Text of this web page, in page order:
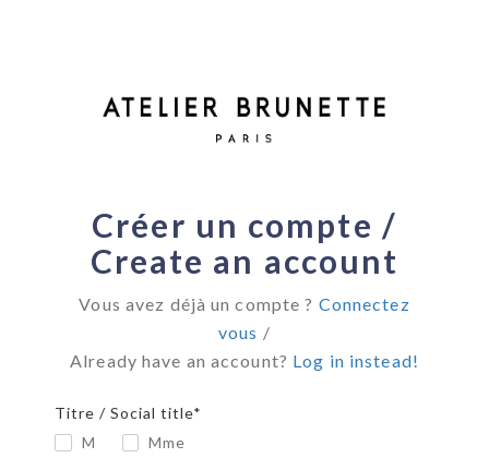
Créer un compte /
Create an account
Vous avez déjà un compte ? Connectez
vous /
Already have an account? Log in instead!
Titre / Social title*
M
Mme